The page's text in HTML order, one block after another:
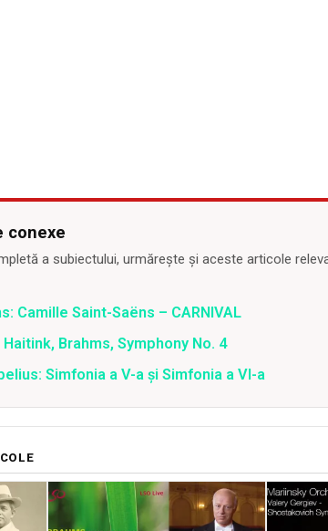
conexe
a subiectului, urmărește și aceste articole
Camille Saint-Saëns – CARNIVAL
Brahms, Symphony No. 4
Simfonia a V-a și Simfonia a VI-a